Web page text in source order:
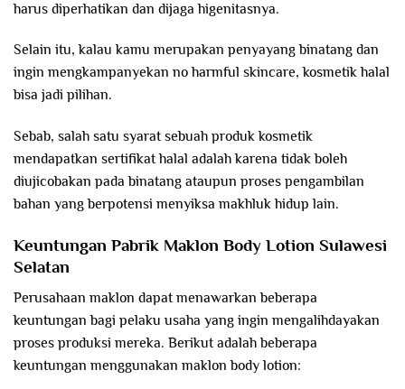
harus diperhatikan dan dijaga higenitasnya.
Selain itu, kalau kamu merupakan penyayang binatang dan
ingin mengkampanyekan no harmful skincare, kosmetik halal
bisa jadi pilihan.
Sebab, salah satu syarat sebuah produk kosmetik
mendapatkan sertifikat halal adalah karena tidak boleh
diujicobakan pada binatang ataupun proses pengambilan
bahan yang berpotensi menyiksa makhluk hidup lain.
Keuntungan Pabrik Maklon Body Lotion Sulawesi
Selatan
Perusahaan maklon dapat menawarkan beberapa
keuntungan bagi pelaku usaha yang ingin mengalihdayakan
proses produksi mereka. Berikut adalah beberapa
keuntungan menggunakan maklon body lotion: